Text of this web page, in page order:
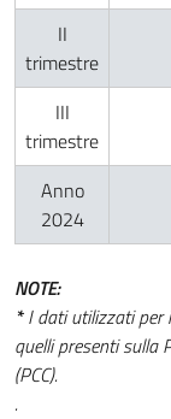
II
trimestre
III
trimestre
Anno
2024
NOTE:
*I dati utilizzati per
quelli presenti sulla
(PCC).
.